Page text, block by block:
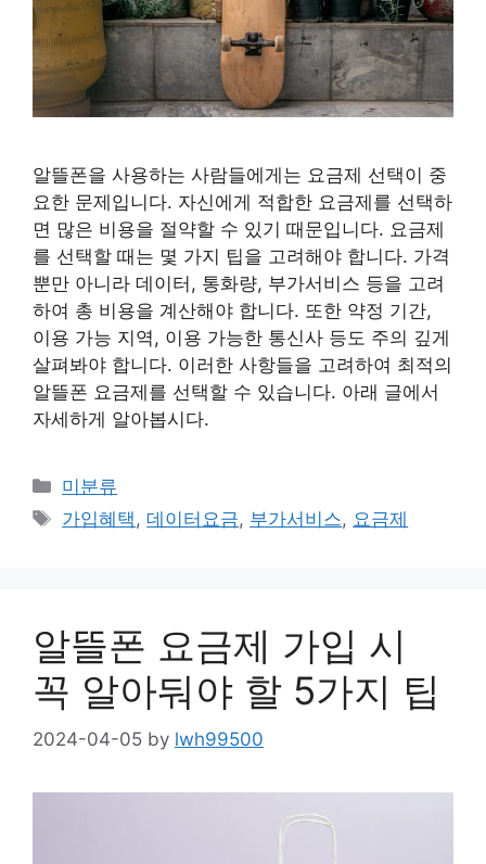
알뜰폰을 사용하는 사람들에게는 요금제 선택이 중
요한 문제입니다. 자신에게 적합한 요금제를 선택하
면 많은 비용을 절약할 수 있기 때문입니다. 요금제
를 선택할 때는 몇 가지 팁을 고려해야 합니다. 가격
뿐만 아니라 데이터, 통화량, 부가서비스 등을 고려
하여 총 비용을 계산해야 합니다. 또한 약정 기간,
이용 가능 지역, 이용 가능한 통신사 등도 주의 깊게
살펴봐야 합니다. 이러한 사항들을 고려하여 최적의
알뜰폰 요금제를 선택할 수 있습니다. 아래 글에서
자세하게 알아봅시다.
Categories
미분류
Tags
가입혜택,데이터요금, 부가서비스, 요금제
알뜰폰 요금제 가입 시
꼭 알아둬야 할 5가지 팁
2024-04-05 by lwh99500